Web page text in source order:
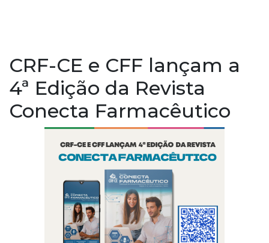
CRF-CE e CFF lançam a
4ª Edição da Revista
Conecta Farmacêutico